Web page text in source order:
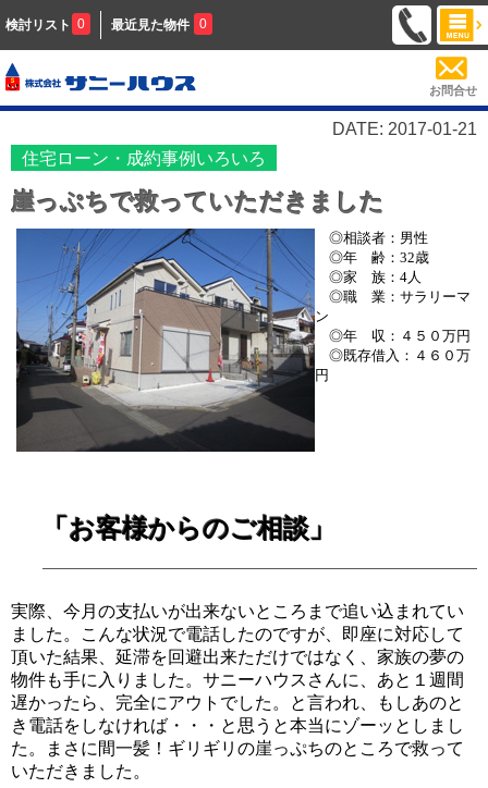
検討リスト 0 最近見た物件 0
お問合せ
DATE: 2017-01-21
住宅ローン・成約事例いろいろ
崖っぷちで救っていただきました
◎相談者：男性
◎年 齢：32歳
◎家 族：4人
◎職 業：サラリーマ
ン
◎年 収：４５０万円
◎既存借入：４６０万
円
「お客様からのご相談」
実際、今月の支払いが出来ないところまで追い込まれてい
ました。こんな状況で電話したのですが、即座に対応して
頂いた結果、延滞を回避出来ただけではなく、家族の夢の
物件も手に入りました。サニーハウスさんに、あと１週間
遅かったら、完全にアウトでした。と言われ、もしあのと
き電話をしなければ・・・と思うと本当にゾーッとしまし
た。まさに間一髪！ギリギリの崖っぷちのところで救って
いただきました。